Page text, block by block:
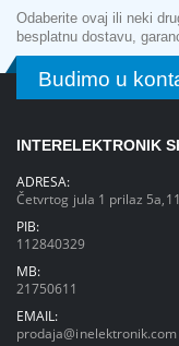
Odaberite ovaj ili neki
besplatnu dostavu,
Budimo u
INTERELEKTRONIK
ADRESA:
Četvrtog jula 1 prilaz
PIB:
112840329
MB:
21750611
EMAIL:
prodaja@inelektronik.com